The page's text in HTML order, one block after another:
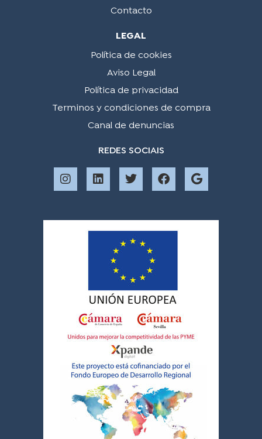
Contacto
LEGAL
Política de cookies
Aviso Legal
Política de privacidad
Terminos y condiciones de compra
Canal de denuncias
REDES SOCIAIS